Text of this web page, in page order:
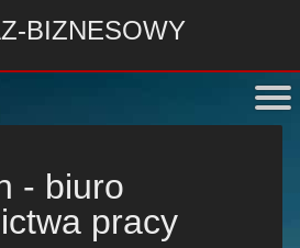
BIZNESOWY
- biuro
pracy